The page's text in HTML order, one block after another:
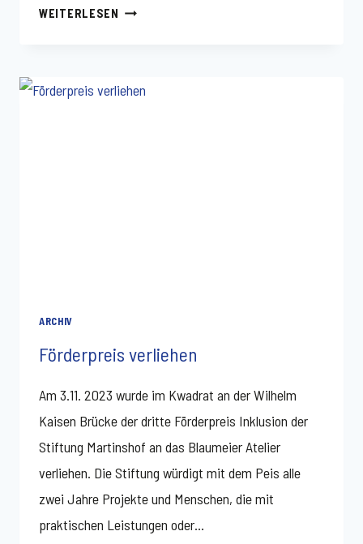
WEITERLESEN NEUE
ARCHIV
Förderpreis verliehen
Am 3.11. 2023 wurde im Kwadrat an der Wilhelm
Kaisen Brücke der dritte Förderpreis Inklusion der
Stiftung Martinshof an das Blaumeier Atelier
verliehen. Die Stiftung würdigt mit dem Peis alle
zwei Jahre Projekte und Menschen, die mit
praktischen Leistungen oder…